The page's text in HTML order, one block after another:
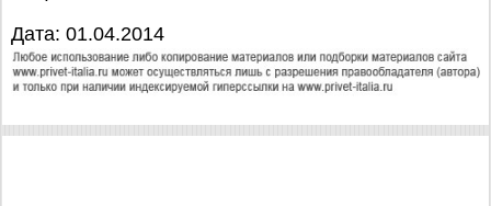
Дата: 01.04.2014